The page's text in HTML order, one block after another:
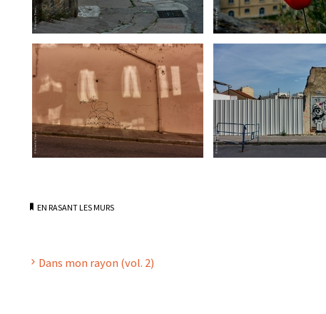
EN RASANT LES MURS
Dans mon rayon (vol. 2)